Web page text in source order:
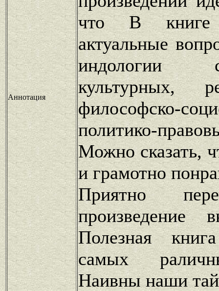
Аннотация
что В книге
актуальные
индологии
культурных,
философско-
политико-
Можно сказать,
и грамотно
Приятно
произведение
Полезная
самых
Наивны наши